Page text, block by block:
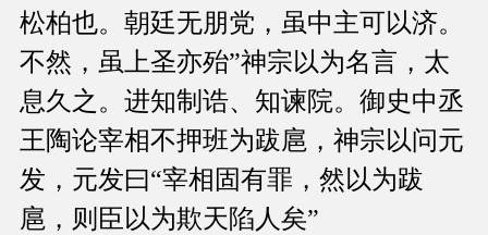
松柏也。朝廷无朋党，虽中主可以济。
不然，虽上圣亦殆”神宗以为名言，太
息久之。进知制诰、知谏院。御史中丞
王陶论宰相不押班为跋扈，神宗以问元
发，元发曰“宰相固有罪，然以为跋
扈，则臣以为欺天陷人矣”